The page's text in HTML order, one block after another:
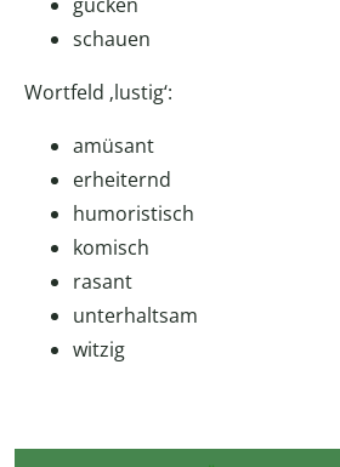
schauen
Wortfeld ‚lustig‘:
amüsant
erheiternd
humoristisch
komisch
rasant
unterhaltsam
witzig